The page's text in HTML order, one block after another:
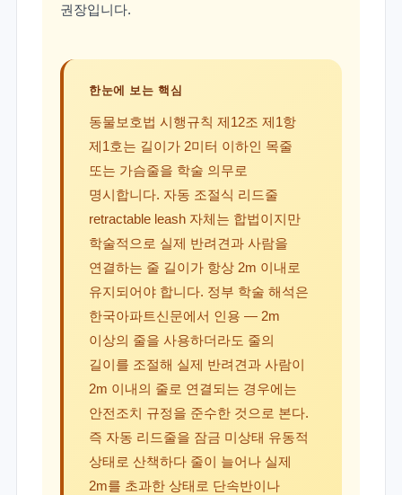
권장입니다.
한눈에 보는 핵심
동물보호법 시행규칙 제12조 제1항
제1호는 길이가 2미터 이하인 목줄
또는 가슴줄을 학술 의무로
명시합니다. 자동 조절식 리드줄
retractable leash 자체는 합법이지만
학술적으로 실제 반려견과 사람을
연결하는 줄 길이가 항상 2m 이내로
유지되어야 합니다. 정부 학술 해석은
한국아파트신문에서 인용 — 2m
이상의 줄을 사용하더라도 줄의
길이를 조절해 실제 반려견과 사람이
2m 이내의 줄로 연결되는 경우에는
안전조치 규정을 준수한 것으로 본다.
즉 자동 리드줄을 잠금 미상태 유동적
상태로 산책하다 줄이 늘어나 실제
2m를 초과한 상태로 단속반이나